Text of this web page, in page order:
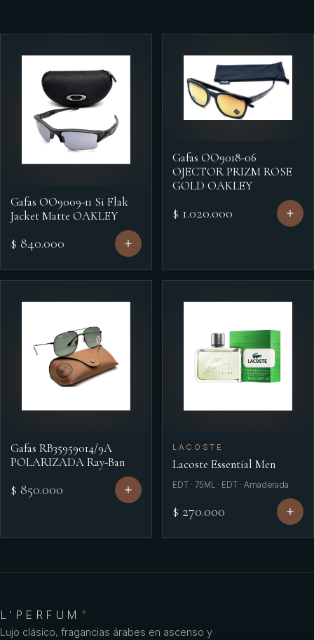
Gafas OO9009-11 Si Flak
Jacket Matte OAKLEY
$ 840.000
Gafas OO9018-06
OJECTOR PRIZM ROSE
GOLD OAKLEY
$ 1.020.000
Gafas RB35959014/9A
POLARIZADA Ray-Ban
$ 850.000
LACOSTE
Lacoste Essential Men
EDT · 75ML · EDT · Amaderada
$ 270.000
L'PERFUM ®
Lujo clásico, fragancias árabes en ascenso y